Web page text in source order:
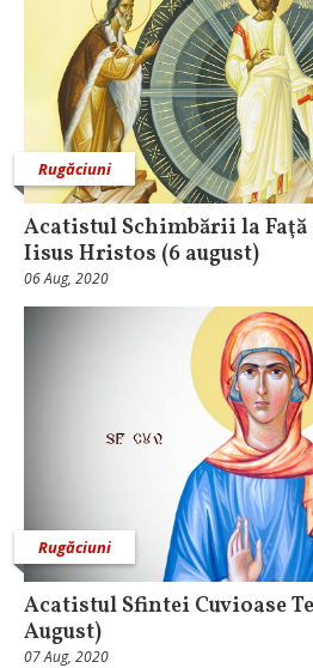
Rugăciuni
Acatistul Schimbării la
Iisus Hristos (6 august)
06 Aug, 2020
Rugăciuni
Acatistul Sfintei Cuvioase
August)
07 Aug, 2020